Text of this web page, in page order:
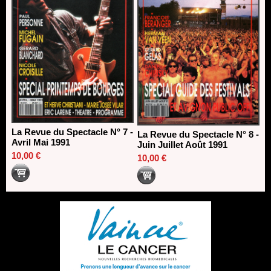
La Revue du Spectacle N° 7 -
Avril Mai 1991
10,00 €
La Revue du Spectacle N° 8 -
Juin Juillet Août 1991
10,00 €